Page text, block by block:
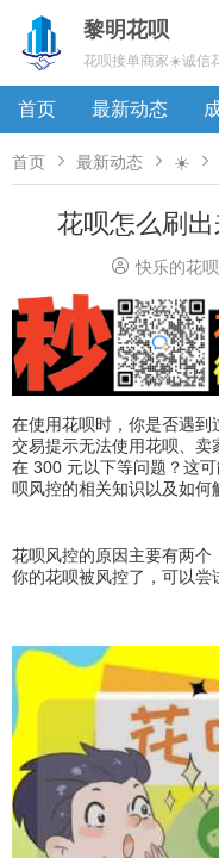
黎明花呗
花呗接单商家☀️诚信
首页 最新动态
首页  最新动态  ☀️ 
花呗怎么刷
 快乐的花
在使用花呗时，你是否遇
交易提示无法使用花呗、
在 300 元以下等问题？这
呗风控的相关知识以及如何
花呗风控的原因主要有两
你的花呗被风控了，可以尝